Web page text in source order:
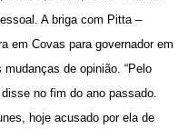
A briga com Pitta –
em Covas para governador em
de opinião. “Pelo
no fim do ano passado.
hoje acusado por ela de